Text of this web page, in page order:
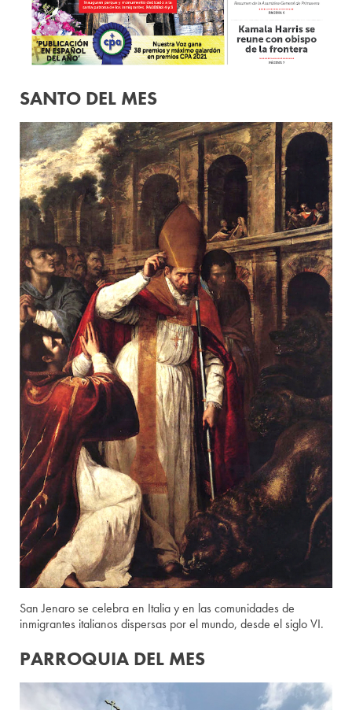
SANTO DEL MES
San Jenaro se celebra en Italia y en las comunidades de
inmigrantes italianos dispersas por el mundo, desde el siglo VI.
PARROQUIA DEL MES